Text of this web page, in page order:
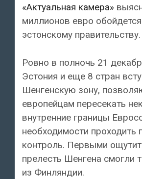
«Актуальная камера»
миллионов евро
эстонскому правительству.
Ровно в полночь 21
Эстония и еще 8 стран
Шенгенскую зону,
европейцам пересекать
внутренние границы
необходимости проходить
контроль. Первыми
прелесть Шенгена смогли
из Финляндии.